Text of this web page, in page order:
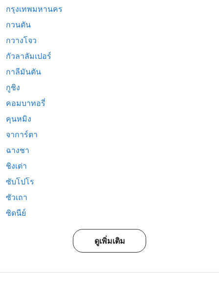
กรุงเทพมหานคร
กวนตัน
กวางโจว
กัวลาลัมเปอร์
กาลีมันตัน
กูชิง
คอมบาทอรี่
คุนหมิง
จาการ์ตา
ฉางชา
ชิงเต่า
ซับโปโร
ซัวเถา
ซิดนีย์
ดูเพิ่มเติม